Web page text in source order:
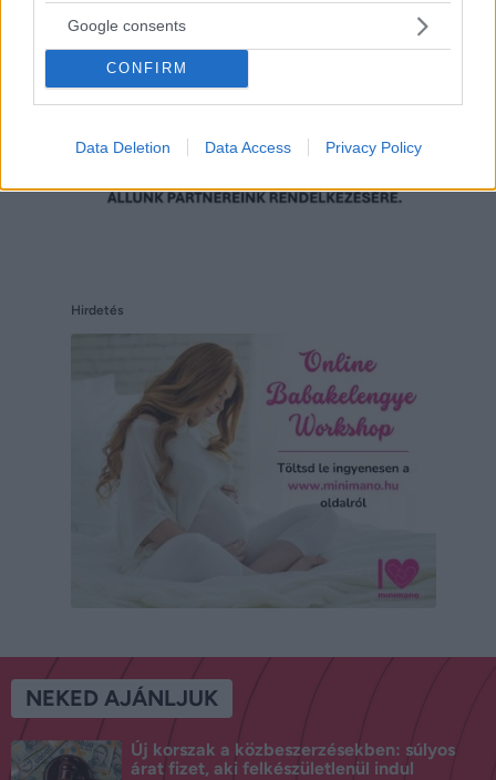
Google consents
CONFIRM
Data Deletion Data Access Privacy Policy
Hirdetés
NEKED AJÁNLJUK
Új korszak a közbeszerzésekben: súlyos
árat fizet, aki felkészületlenül indul